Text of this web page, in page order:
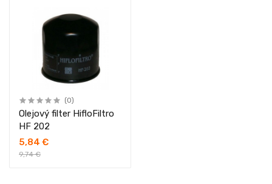
(0)
Olejový filter HifloFiltro
HF 202
5,84 €
9,74 €